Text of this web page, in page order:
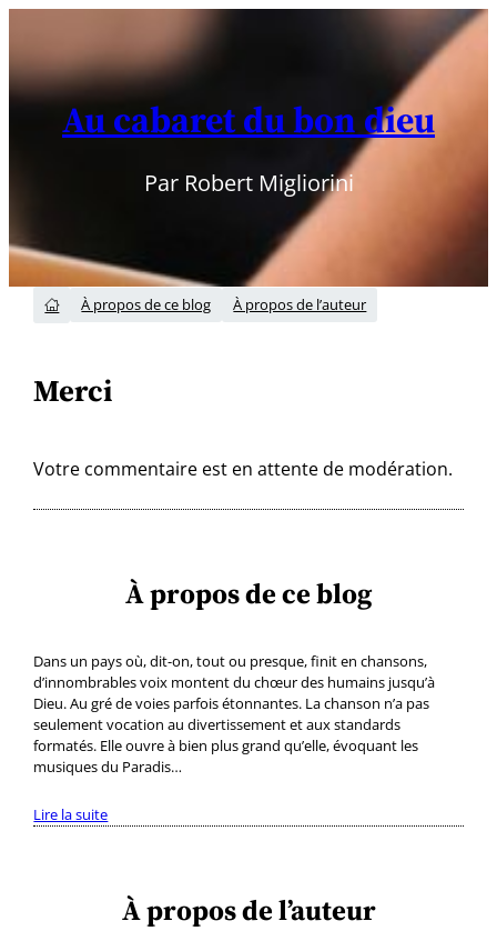
contenu
Au cabaret du bon dieu
Par Robert Migliorini
 À propos de ce blog À propos de l’auteur
Merci
Votre commentaire est en attente de modération.
À propos de ce blog
Dans un pays où, dit-on, tout ou presque, finit en chansons,
d’innombrables voix montent du chœur des humains jusqu’à
Dieu. Au gré de voies parfois étonnantes. La chanson n’a pas
seulement vocation au divertissement et aux standards
formatés. Elle ouvre à bien plus grand qu’elle, évoquant les
musiques du Paradis…
Lire la suite
À propos de l’auteur